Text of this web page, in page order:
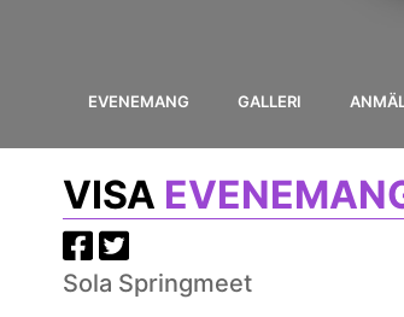
EVENEMANG GALLERI
VISA
Sola Springmeet